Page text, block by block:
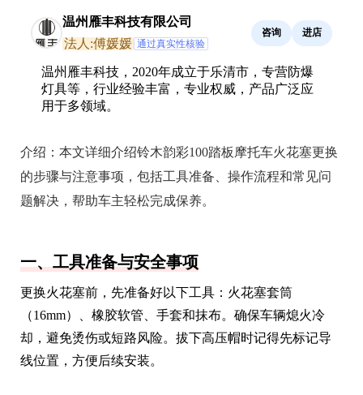
温州雁丰科技有限公司
法人:傅媛媛 通过真实性核验
咨询 进店
温州雁丰科技，2020年成立于乐清市，专营防爆
灯具等，行业经验丰富，专业权威，产品广泛应
用于多领域。
介绍： 本文详细介绍铃木韵彩100踏板摩托车火花塞更换
的步骤与注意事项，包括工具准备、操作流程和常见问
题解决，帮助车主轻松完成保养。
一、工具准备与安全事项
更换火花塞前，先准备好以下工具：火花塞套筒
（16mm）、橡胶软管、手套和抹布。确保车辆熄火冷
却，避免烫伤或短路风险。拔下高压帽时记得先标记导
线位置，方便后续安装。